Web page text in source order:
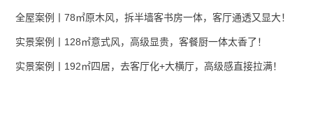
全屋案例丨78㎡原木风，拆半墙客书房一体，客厅通透又显大！
实景案例丨128㎡意式风，高级显贵，客餐厨一体太香了！
实景案例丨192㎡四居，去客厅化+大横厅，高级感直接拉满！